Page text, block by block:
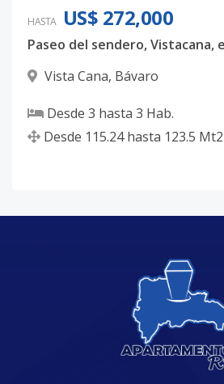
HASTA US$ 272,000
Vista Cana, Bávaro
Desde 3 hasta 3 Hab.
Desde 115.24 hasta 123.5 Mt2